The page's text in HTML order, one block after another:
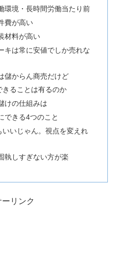
境・長時間労働当たり前
費が高い
材料が高い
は常に安値でしか売れな
儲からん商売だけど
ることは有るのか
けの仕組みは
できる4つのこと
いじゃん。視点を変えれ
執しすぎない方が楽
リンク